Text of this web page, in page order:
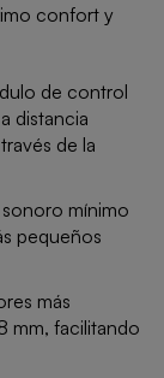
confort y
de control
distancia
de la
mínimo
pequeños
más
mm, facilitando